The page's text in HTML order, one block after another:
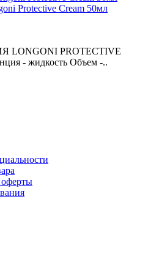
Protective Cream 50мл
PROTECTIVE
- жидкость Объем -..